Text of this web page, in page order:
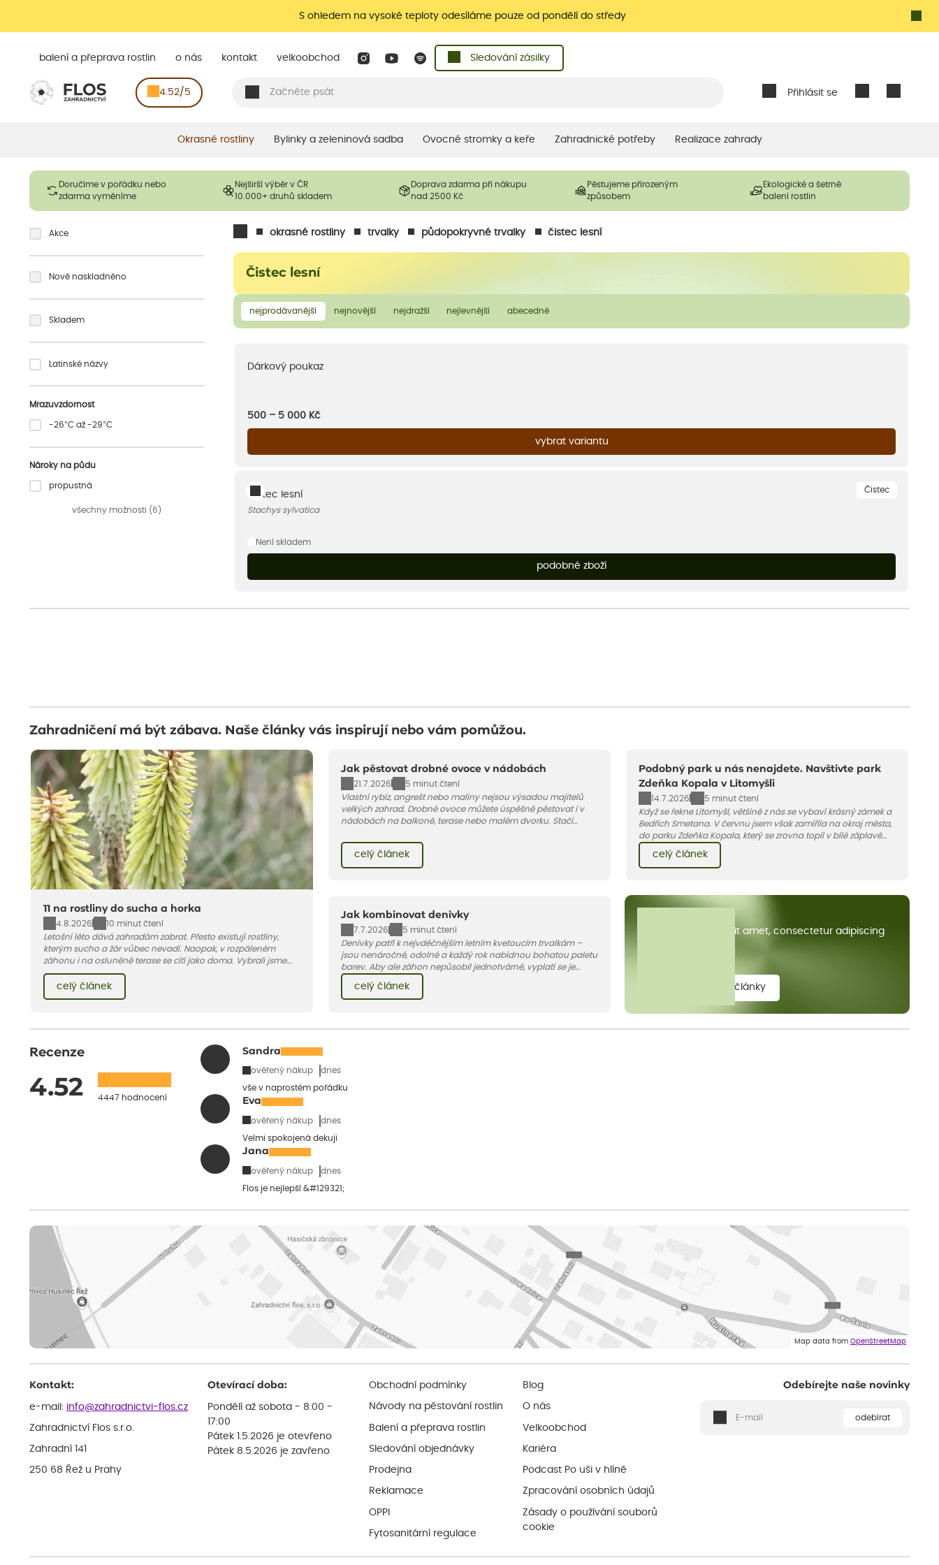
S ohledem na vysoké teploty odesíláme pouze od pondělí do středy
Přihlásit se
balení a přeprava rostlin o nás kontakt velkoobchod Sledování zásilky
4.52/5
Okrasné rostliny Bylinky a zeleninová sadba Ovocné stromky a keře Zahradnické potřeby Realizace zahrady
Doručíme v pořádku nebo
zdarma vyměníme
Nejširší výběr v ČR
10.000+ druhů skladem
Doprava zdarma při nákupu
nad 2500 Kč
Pěstujeme přirozeným
způsobem
Ekologické a šetrné
balení rostlin
okrasné rostliny trvalky půdopokryvné trvalky čistec lesní
Čistec lesní
nejprodávanější nejnovější nejdražší nejlevnější abecedně
Akce
Nově naskladněno
Skladem
Latinské názvy
Mrazuvzdornost
-26°C až -29°C
Nároky na půdu
propustná
všechny možnosti (6)
Dárkový poukaz
500 – 5 000 Kč
vybrat variantu
Čistec
Čistec lesní
Stachys sylvatica
Není skladem
podobné zboží
Zahradničení má být zábava. Naše články vás inspirují nebo vám pomůžou.
11 na rostliny do sucha a horka
4.8.2026
10 minut čtení
Letošní léto dává zahradám zabrat. Přesto existují rostliny,
kterým sucho a žár vůbec nevadí. Naopak, v rozpáleném
záhonu i na osluněné terase se cítí jako doma. Vybrali jsme
pro vás 11 tipů na odolné druhy, které zvládnou horké a suché
léto bez pravidelné zálivky. Pojďme se podívat, které to jsou.
celý článek
Jak pěstovat drobné ovoce v nádobách
21.7.2026
5 minut čtení
Vlastní rybíz, angrešt nebo maliny nejsou výsadou majitelů
velkých zahrad. Drobné ovoce můžete úspěšně pěstovat i v
nádobách na balkoně, terase nebo malém dvorku. Stačí
pár základních pravidel. V tomto článku vám poradíme, jak na
celý článek
Podobný park u nás nenajdete. Navštivte park
Zdeňka Kopala v Litomyšli
14.7.2026
5 minut čtení
Když se řekne Litomyšl, většině z nás se vybaví krásný zámek a
Bedřich Smetana. V červnu jsem však zamířila na okraj města,
do parku Zdeňka Kopala, který se zrovna topil v bílé záplavě
kvetoucích kopretin. Fotky řeknou víc než slova, přidávám k
nim pár řádků o tom, jak tento jedinečný kus krajiny vznikl.
celý článek
Jak kombinovat denivky
7.7.2026
5 minut čtení
Denivky patří k nejvděčnějším letním kvetoucím trvalkám –
jsou nenáročné, odolné a každý rok nabídnou bohatou paletu
barev. Aby ale záhon nepůsobil jednotvárně, vyplatí se je
jakými trvalkami a travinami denivky nejlépe ladí.
celý článek
Lorem ipsum dolor sit amet, consectetur adipiscing
zobrazit všechny články
Recenze
4.52 4447 hodnocení
Sandra
ověřený nákup dnes
vše v naprostém pořádku
Eva
ověřený nákup dnes
Velmi spokojená dekuji
Jana
ověřený nákup dnes
Flos je nejlepší &#129321;
Map data from OpenStreetMap
Kontakt:
e-mail: info@zahradnictvi-flos.cz
Zahradnictví Flos s.r.o.
Zahradní 141
250 68 Řež u Prahy
Otevírací doba:
Pondělí až sobota - 8:00 -
17:00
Pátek 1.5.2026 je otevřeno
Pátek 8.5.2026 je zavřeno
Obchodní podmínky
Návody na pěstování rostlin
Balení a přeprava rostlin
Sledování objednávky
Prodejna
Reklamace
OPPI
Fytosanitární regulace
Blog
O nás
Velkoobchod
Kariéra
Podcast Po uši v hlíně
Zpracování osobních údajů
Zásady o používání souborů
cookie
Odebírejte naše novinky
odebírat